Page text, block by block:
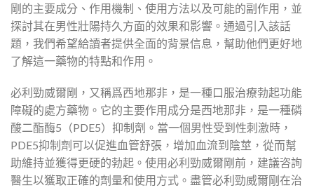
剛的主要成分、作用機制、使用方法以及可能的副作用，並
探討其在男性壯陽持久方面的效果和影響。通過引入該話
題，我們希望給讀者提供全面的背景信息，幫助他們更好地
了解這一藥物的特點和作用。
必利勁威爾剛，又稱爲西地那非，是一種口服治療勃起功能
障礙的處方藥物。它的主要作用成分是西地那非，是一種磷
酸二酯酶5（PDE5）抑制劑。當一個男性受到性刺激時，
PDE5抑制劑可以促進血管舒張，增加血流到陰莖，從而幫
助維持並獲得更硬的勃起。使用必利勁威爾剛前，建議咨詢
醫生以獲取正確的劑量和使用方式。盡管必利勁威爾剛在治